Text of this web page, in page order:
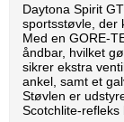
Daytona Spirit
sportsstøvle, der
Med en GORE-
åndbar, hvilket
sikrer ekstra
ankel, samt et
Støvlen er
Scotchlite-refleks